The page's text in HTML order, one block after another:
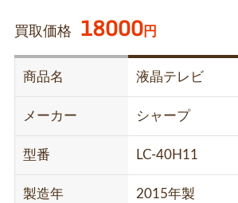
買取価格 18000円
商品名 液晶テレビ
メーカー シャープ
型番 LC-40H11
製造年 2015年製